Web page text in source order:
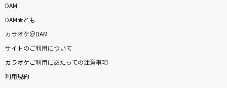
DAM
DAM★とも
カラオケ＠DAM
サイトのご利用について
カラオケご利用にあたっての注意事項
利用規約